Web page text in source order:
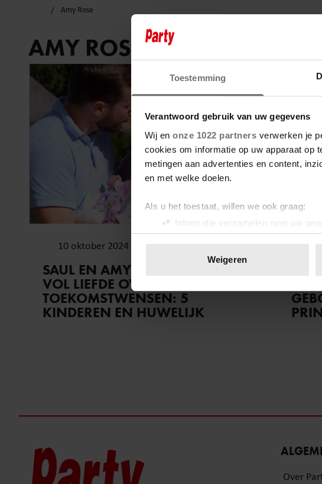
Toestemming
Verantwoord gebruik van uw gegevens
Wij en onze 1022 partners verwerken je
cookies om informatie op uw apparaat op
metingen aan advertenties en content,
en met welke doelen.
Als u het toestaat, willen we ook graag:
Informatie verzamelen over uw
Uw apparaat identificeren door het
toestemming op elk moment wijzigen of
We gebruiken cookies om content en
websiteverkeer te analyseren. Ook delen
Weigeren
Amy Rose
AMY ROSE
10 oktober 2024
SAUL EN AMY ROSE UIT WINTER
VOL LIEFDE OVER
TOEKOMSTWENSEN: 5
KINDEREN EN HUWELIJK
Over